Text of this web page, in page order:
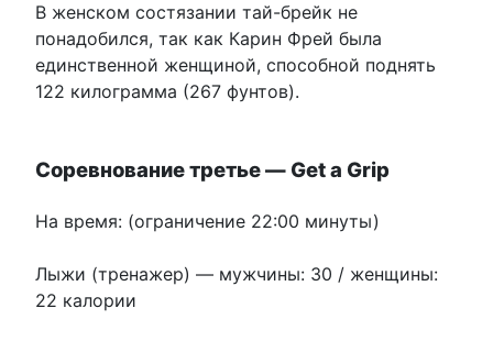
В женском состязании тай-брейк не
понадобился, так как Карин Фрей была
единственной женщиной, способной поднять
122 килограмма (267 фунтов).
Соревнование третье — Get a Grip
На время: (ограничение 22:00 минуты)
Лыжи (тренажер) — мужчины: 30 / женщины:
22 калории